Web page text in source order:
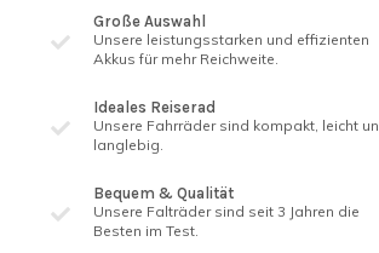
Große Auswahl
Unsere leistungsstarken und effizienten
Akkus für mehr Reichweite.
Ideales Reiserad
Unsere Fahrräder sind kompakt, leicht
langlebig.
Bequem & Qualität
Unsere Falträder sind seit 3 ​​Jahren die
Besten im Test.